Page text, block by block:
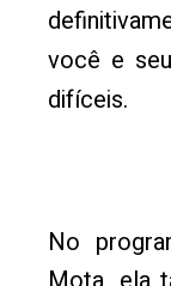
você e
difíceis.
No